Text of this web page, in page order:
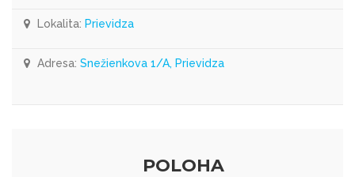
Lokalita: Prievidza
Adresa: Snežienkova 1/A, Prievidza
POLOHA